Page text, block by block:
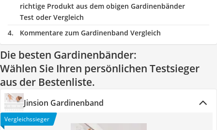
richtige Produkt aus dem obigen Gardinenbänder
Test oder Vergleich
Kommentare zum Gardinenband Vergleich
Die besten Gardinenbänder:
Wählen Sie Ihren persönlichen Testsieger
aus der Bestenliste.
Jinsion Gardinenband
Vergleichssieger